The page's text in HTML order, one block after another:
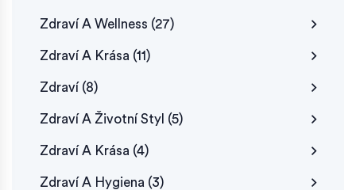
Zdraví A Wellness (27)
Zdraví A Krása (11)
Zdraví (8)
Zdraví A Životní Styl (5)
Zdraví A Krása (4)
Zdraví A Hygiena (3)